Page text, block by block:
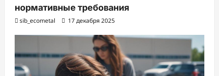
нормативные требования
sib_ecometal 17 декабря 2025